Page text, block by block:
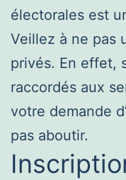
électorales est
Veillez à ne pas
privés. En effet,
raccordés aux
votre demande
pas aboutir.